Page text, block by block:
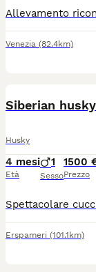
Venezia (82.4km)
Siberian
Husky
4 mesi
Età
1
Sesso
1500
Prezzo
Erspameri (101.1km)